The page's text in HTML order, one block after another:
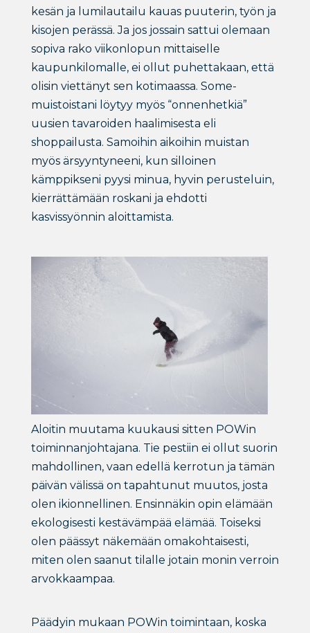
kesän ja lumilautailu kauas puuterin, työn ja
kisojen perässä. Ja jos jossain sattui olemaan
sopiva rako viikonlopun mittaiselle
kaupunkilomalle, ei ollut puhettakaan, että
olisin viettänyt sen kotimaassa. Some-
muistoistani löytyy myös “onnenhetkiä”
uusien tavaroiden haalimisesta eli
shoppailusta. Samoihin aikoihin muistan
myös ärsyyntyneeni, kun silloinen
kämppikseni pyysi minua, hyvin perusteluin,
kierrättämään roskani ja ehdotti
kasvissyönnin aloittamista.
Aloitin muutama kuukausi sitten POWin
toiminnanjohtajana. Tie pestiin ei ollut suorin
mahdollinen, vaan edellä kerrotun ja tämän
päivän välissä on tapahtunut muutos, josta
olen ikionnellinen. Ensinnäkin opin elämään
ekologisesti kestävämpää elämää. Toiseksi
olen päässyt näkemään omakohtaisesti,
miten olen saanut tilalle jotain monin verroin
arvokkaampaa.
Päädyin mukaan POWin toimintaan, koska